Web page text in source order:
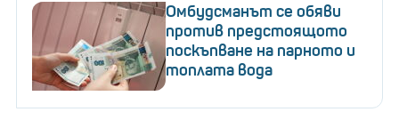
Омбудсманът се обяви
против предстоящото
поскъпване на парното и
топлата вода